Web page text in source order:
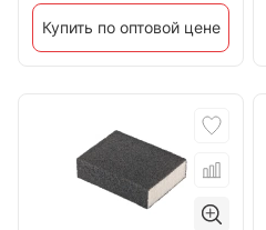
Купить по оптовой цене